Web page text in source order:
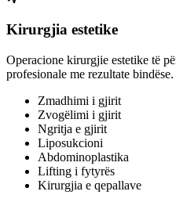
Kirurgjia estetike
Operacione kirurgjie estetike të
profesionale me rezultate bindëse.
Zmadhimi i gjirit
Zvogëlimi i gjirit
Ngritja e gjirit
Liposukcioni
Abdominoplastika
Lifting i fytyrës
Kirurgjia e qepallave